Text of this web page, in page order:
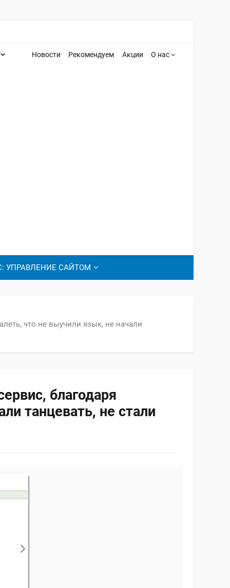
Новости Рекомендуем Акции О нас
УПРАВЛЕНИЕ САЙТОМ
что не выучили язык, не начали
благодаря
танцевать, не стали